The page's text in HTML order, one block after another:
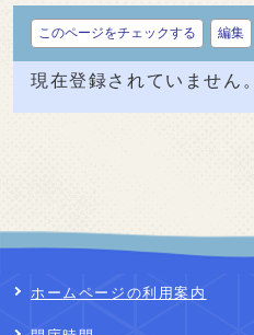
このページをチェックする 編集
現在登録されていません。
ホームページの利用案内